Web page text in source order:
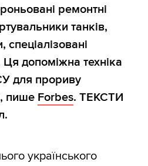
ремонтні
танків,
допоміжна техніка
для прориву
пише Forbes. ТЕКСТИ
українського